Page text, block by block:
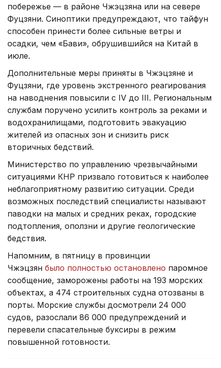
побережье — в районе Чжэцзяна или на севере
Фуцзяни. Синоптики предупреждают, что тайфун
способен принести более сильные ветры и
осадки, чем «Бави», обрушившийся на Китай в
июле.
Дополнительные меры приняты в Чжэцзяне и
Фуцзяни, где уровень экстренного реагирования
на наводнения повысили с IV до III. Региональным
службам поручено усилить контроль за реками и
водохранилищами, подготовить эвакуацию
жителей из опасных зон и снизить риск
вторичных бедствий.
Министерство по управлению чрезвычайными
ситуациями КНР призвало готовиться к наиболее
неблагоприятному развитию ситуации. Среди
возможных последствий специалисты называют
паводки на малых и средних реках, городские
подтопления, оползни и другие геологические
бедствия.
Напомним, в пятницу в провинции
Чжэцзян было полностью остановлено паромное
сообщение, заморожены работы на 193 морских
объектах, а 474 строительных судна отозваны в
порты. Морские службы досмотрели 24 000
судов, разослали 86 000 предупреждений и
перевели спасательные буксиры в режим
повышенной готовности.